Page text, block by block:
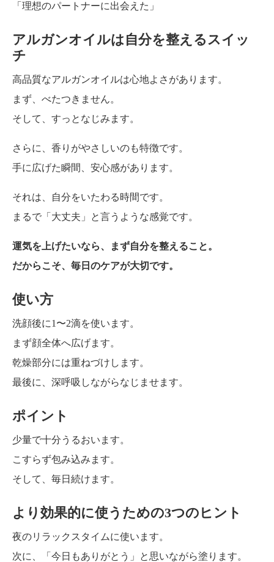
「理想のパートナーに出会えた」
アルガンオイルは自分を整えるスイッ
チ
高品質なアルガンオイルは心地よさがあります。
まず、べたつきません。
そして、すっとなじみます。
さらに、香りがやさしいのも特徴です。
手に広げた瞬間、安心感があります。
それは、自分をいたわる時間です。
まるで「大丈夫」と言うような感覚です。
運気を上げたいなら、まず自分を整えること。
だからこそ、毎日のケアが大切です。
使い方
洗顔後に1〜2滴を使います。
まず顔全体へ広げます。
乾燥部分には重ねづけします。
最後に、深呼吸しながらなじませます。
ポイント
少量で十分うるおいます。
こすらず包み込みます。
そして、毎日続けます。
より効果的に使うための3つのヒント
夜のリラックスタイムに使います。
次に、「今日もありがとう」と思いながら塗ります。